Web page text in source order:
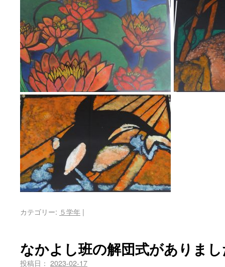
カテゴリー: ５学年 |
なかよし班の解団式がありま
投稿日： 2023-02-17